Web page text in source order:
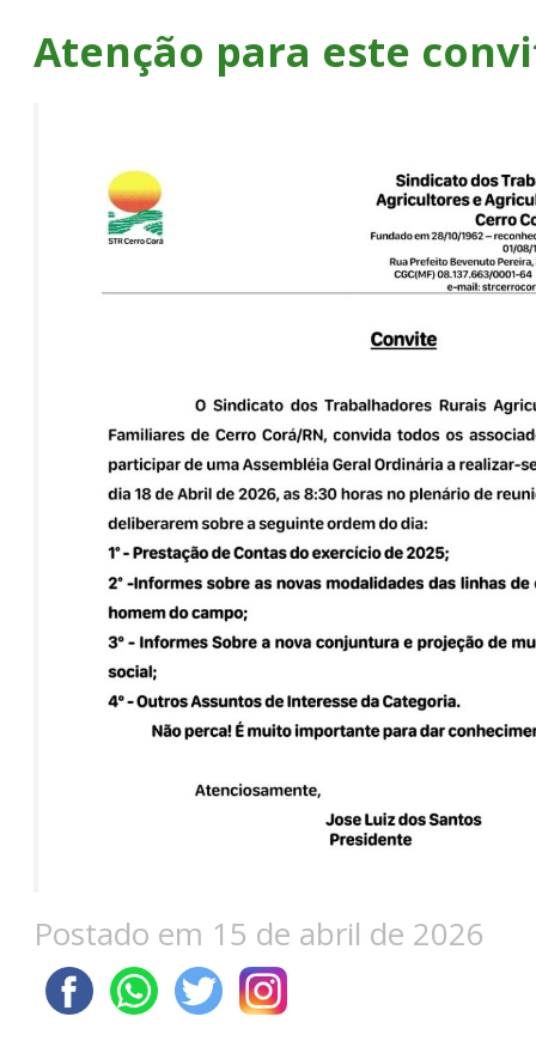
Atenção para este
Postado em 15 de abril de 2026